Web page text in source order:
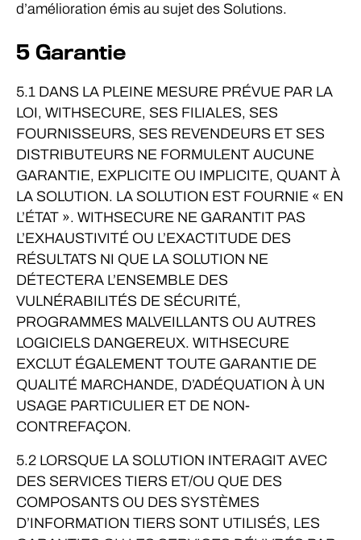
d’amélioration émis au sujet des Solutions.
5 Garantie
5.1 DANS LA PLEINE MESURE PRÉVUE PAR LA
LOI, WITHSECURE, SES FILIALES, SES
FOURNISSEURS, SES REVENDEURS ET SES
DISTRIBUTEURS NE FORMULENT AUCUNE
GARANTIE, EXPLICITE OU IMPLICITE, QUANT À
LA SOLUTION. LA SOLUTION EST FOURNIE « EN
L’ÉTAT ». WITHSECURE NE GARANTIT PAS
L’EXHAUSTIVITÉ OU L’EXACTITUDE DES
RÉSULTATS NI QUE LA SOLUTION NE
DÉTECTERA L’ENSEMBLE DES
VULNÉRABILITÉS DE SÉCURITÉ,
PROGRAMMES MALVEILLANTS OU AUTRES
LOGICIELS DANGEREUX. WITHSECURE
EXCLUT ÉGALEMENT TOUTE GARANTIE DE
QUALITÉ MARCHANDE, D’ADÉQUATION À UN
USAGE PARTICULIER ET DE NON-
CONTREFAÇON.
5.2 LORSQUE LA SOLUTION INTERAGIT AVEC
DES SERVICES TIERS ET/OU QUE DES
COMPOSANTS OU DES SYSTÈMES
D’INFORMATION TIERS SONT UTILISÉS, LES